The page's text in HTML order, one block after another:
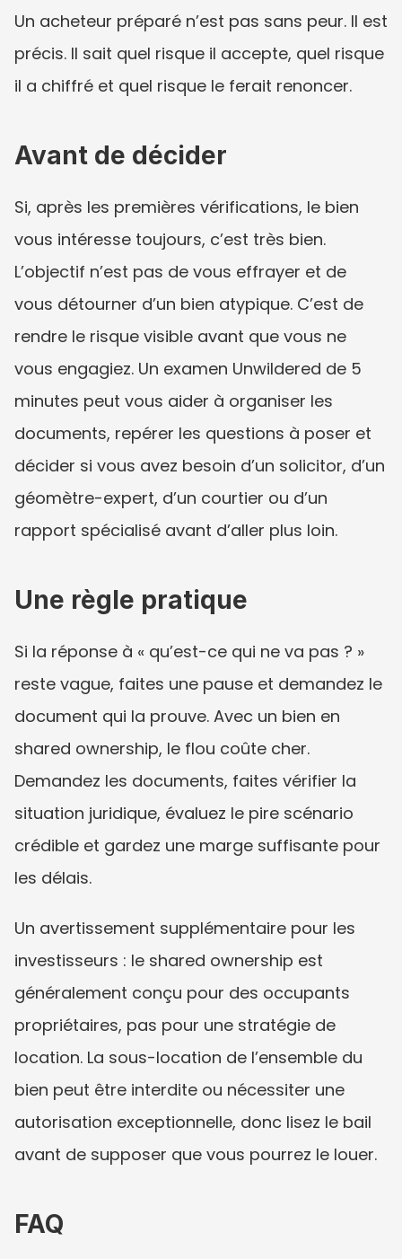
Un acheteur préparé n’est pas sans peur. Il est
précis. Il sait quel risque il accepte, quel risque
il a chiffré et quel risque le ferait renoncer.
Avant de décider
Si, après les premières vérifications, le bien
vous intéresse toujours, c’est très bien.
L’objectif n’est pas de vous effrayer et de
vous détourner d’un bien atypique. C’est de
rendre le risque visible avant que vous ne
vous engagiez. Un examen Unwildered de 5
minutes peut vous aider à organiser les
documents, repérer les questions à poser et
décider si vous avez besoin d’un solicitor, d’un
géomètre-expert, d’un courtier ou d’un
rapport spécialisé avant d’aller plus loin.
Une règle pratique
Si la réponse à « qu’est-ce qui ne va pas ? »
reste vague, faites une pause et demandez le
document qui la prouve. Avec un bien en
shared ownership, le flou coûte cher.
Demandez les documents, faites vérifier la
situation juridique, évaluez le pire scénario
crédible et gardez une marge suffisante pour
les délais.
Un avertissement supplémentaire pour les
investisseurs : le shared ownership est
généralement conçu pour des occupants
propriétaires, pas pour une stratégie de
location. La sous-location de l’ensemble du
bien peut être interdite ou nécessiter une
autorisation exceptionnelle, donc lisez le bail
avant de supposer que vous pourrez le louer.
FAQ